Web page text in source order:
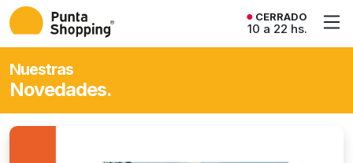
CERRADO
10 a 22 hs.
Nuestras
Novedades.